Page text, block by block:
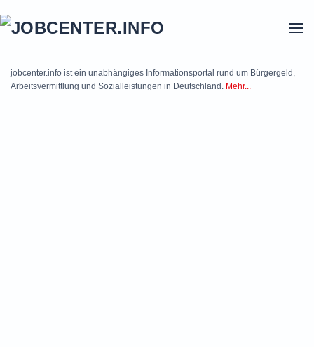
jobcenter.info ist ein unabhängiges Informationsportal rund um Bürgergeld,
Arbeitsvermittlung und Sozialleistungen in Deutschland. Mehr...